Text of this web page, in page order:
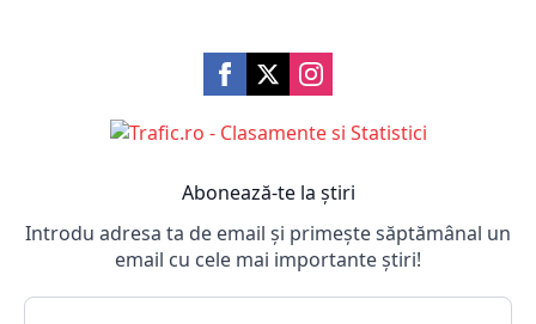
Abonează-te la știri
Introdu adresa ta de email și primește săptămânal un
email cu cele mai importante știri!